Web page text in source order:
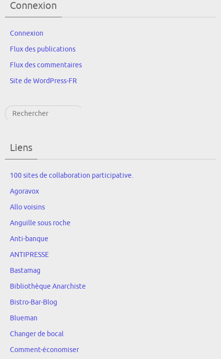
Connexion
Connexion
Flux des publications
Flux des commentaires
Site de WordPress-FR
Rechercher
Liens
100 sites de collaboration participative.
Agoravox
Allo voisins
Anguille sous roche
Anti-banque
ANTIPRESSE
Bastamag
Bibliothèque Anarchiste
Bistro-Bar-Blog
Blueman
Changer de bocal
Comment-économiser